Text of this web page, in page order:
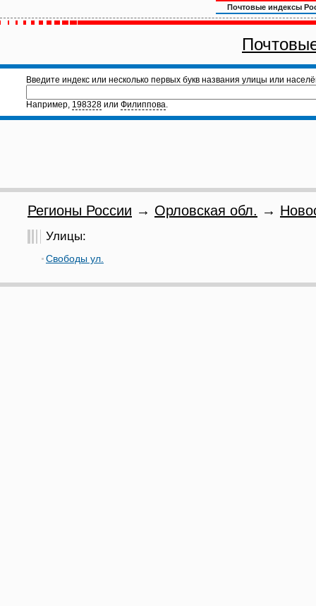
Почтовые индексы
Введите индекс или несколько первых букв названия улицы или
Например, 198328 или Филиппова.
Регионы России → Орловская обл. →
Улицы:
Свободы ул.